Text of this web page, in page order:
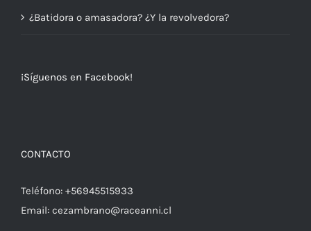
¿Batidora o amasadora? ¿Y la revolvedora?
¡Síguenos en Facebook!
CONTACTO
Teléfono: +56945515933
Email: cezambrano@raceanni.cl